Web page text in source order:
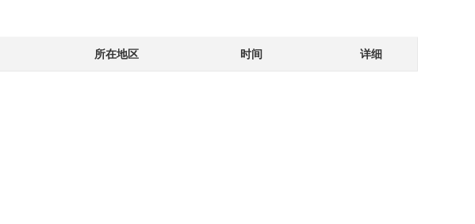
所在地区 时间 详细